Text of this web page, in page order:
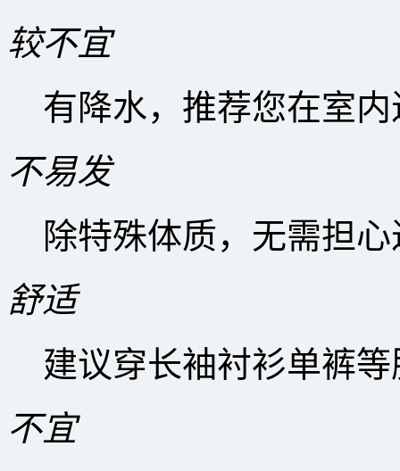
较不宜
有降水，推荐您在室
不易发
除特殊体质，无需担
舒适
建议穿长袖衬衫单裤
不宜